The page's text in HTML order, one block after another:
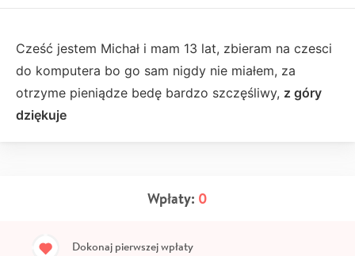
Cześć jestem Michał i mam 13 lat, zbieram na czesci
do komputera bo go sam nigdy nie miałem, za
otrzyme pieniądze bedę bardzo szczęśliwy, z góry
dziękuje
Wpłaty: 0
Dokonaj pierwszej wpłaty